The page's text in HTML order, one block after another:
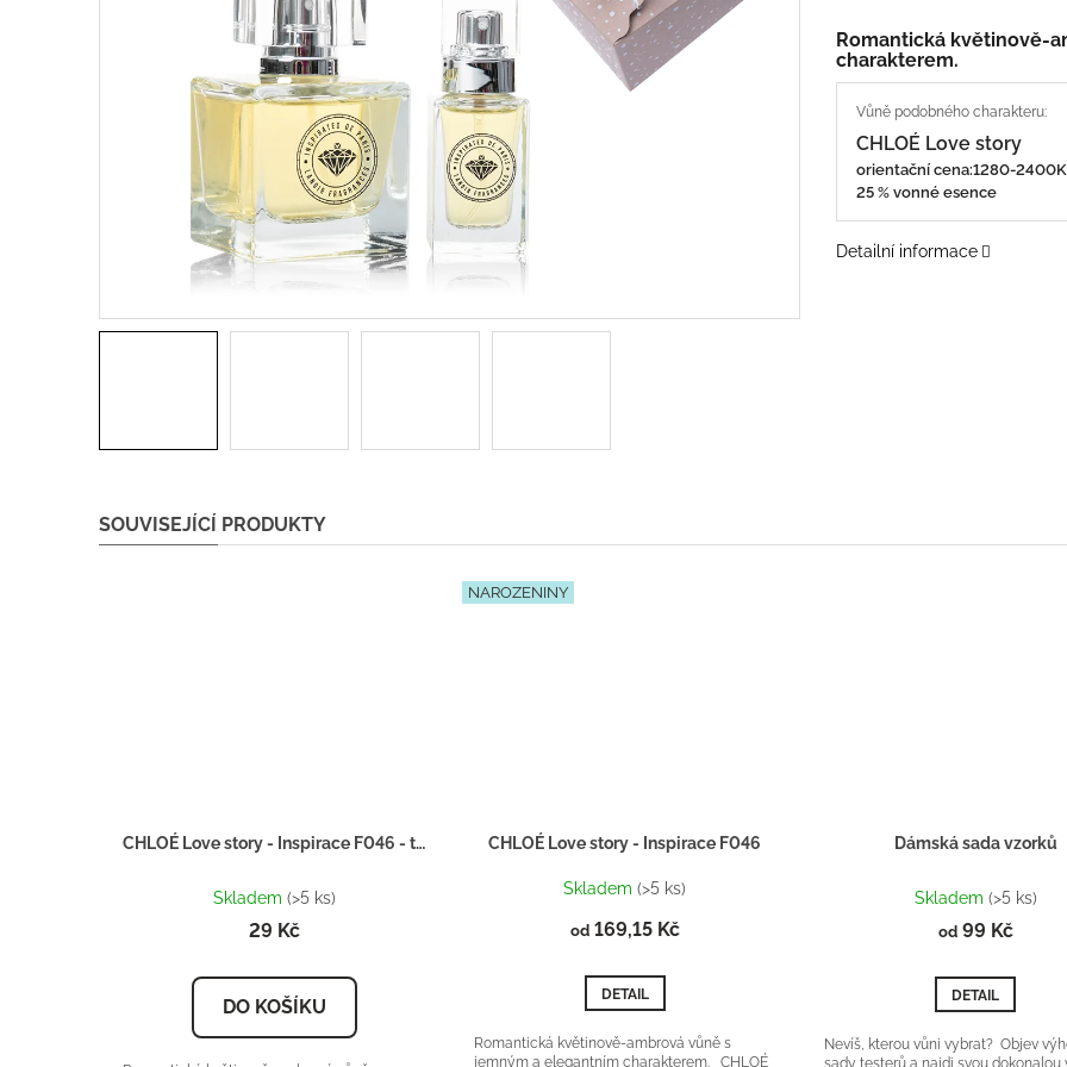
Romantická květinově-
charakterem.
CHLOÉ Love story
orientační cena:1280-
25 % vonné esence
Detailní informace
SOUVISEJÍCÍ PRODUKTY
CHLOÉ Love story - Inspirace F046 - tester 2ml
hodnocení
je
5
hvězdiček.
Skladem (>5 ks)
29 Kč
DO KOŠÍKU
NAROZENINY
CHLOÉ Love story - Inspirace F046
Skladem(>5 ks)
od169,15 Kč
DETAIL
Romantická květinově-ambrová vůně s
jemným a elegantním charakterem. CHLOÉ
Dámská sada vzorků
hodnocení
je
z
5
Skladem (>5 ks)
od99 Kč
DETAIL
Nevíš, kterou vůni vybrat? Objev
sady testerů a najdi svou dokonalou